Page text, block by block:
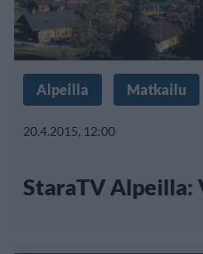
Alpeilla Matkailu
20.4.2015, 12:00
StaraTV Alpeilla: